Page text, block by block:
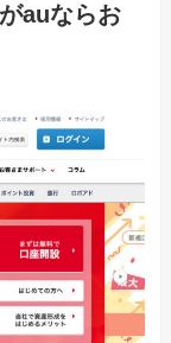
auならお